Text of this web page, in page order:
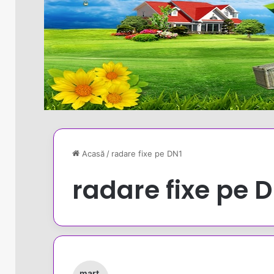
Acasă / radare fixe pe DN1
radare fixe pe